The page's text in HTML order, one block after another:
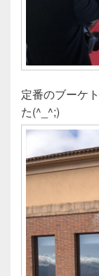
定番のブーケ
た(^_^;)